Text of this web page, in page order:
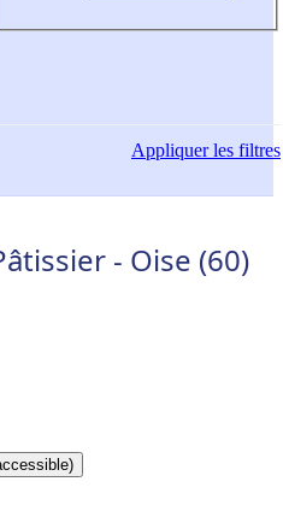
Appliquerles filtres
- Oise (60)